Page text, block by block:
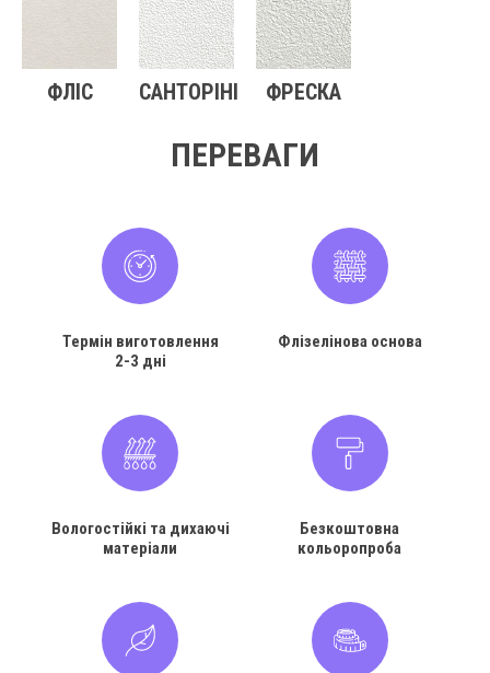
ФЛІС САНТОРІНІ ФРЕСКА
ПЕРЕВАГИ
Термін виготовлення
2-3 дні
Флізелінова основа
Вологостійкі та дихаючі
матеріали
Безкоштовна
кольоропроба